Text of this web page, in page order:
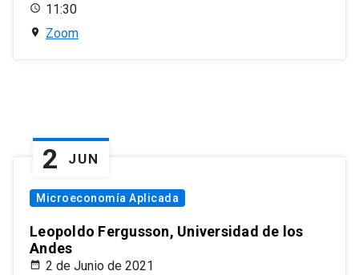
11:30
Zoom
2 JUN
Microeconomía Aplicada
Leopoldo Fergusson, Universidad de los
Andes
2 de Junio de 2021